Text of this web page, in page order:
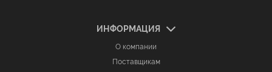
ИНФОРМАЦИЯ
О компании
Поставщикам